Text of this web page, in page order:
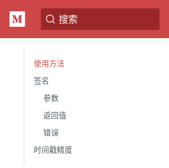
搜索
使用方法
签名
参数
返回值
错误
时间戳精度